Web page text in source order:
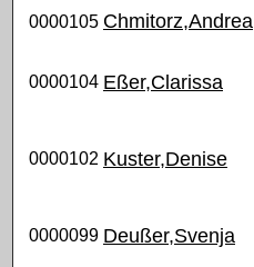
0000105 Chmitorz,Andrea
0000104 Eßer,Clarissa
0000102 Kuster,Denise
0000099 Deußer,Svenja